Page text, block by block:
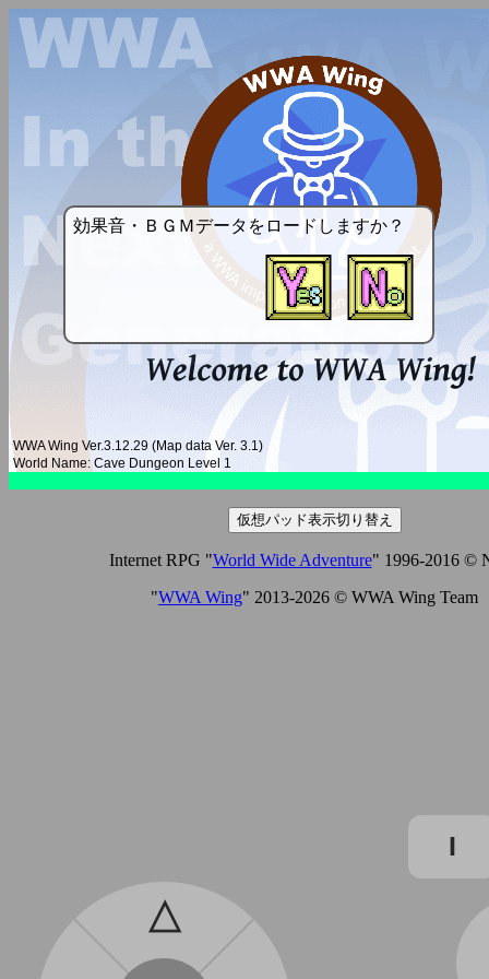
WWA Wing Ver.3.12.29 (Map data Ver. 3.1)
World Name: Cave Dungeon Level 1
I
効果音・ＢＧＭデータをロードしますか？
仮想パッド表示切り替え
Internet RPG "World Wide Adventure" 1996-2016 ©
"WWA Wing" 2013-2026 © WWA Wing Team